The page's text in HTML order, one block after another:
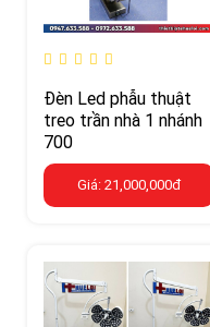
Đèn Led phẫu thuật
treo trần nhà 1 nhánh
700
Giá: 21,000,000đ